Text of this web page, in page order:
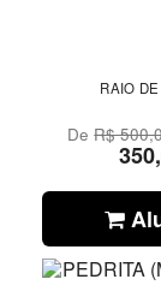
RAIO
DeR$